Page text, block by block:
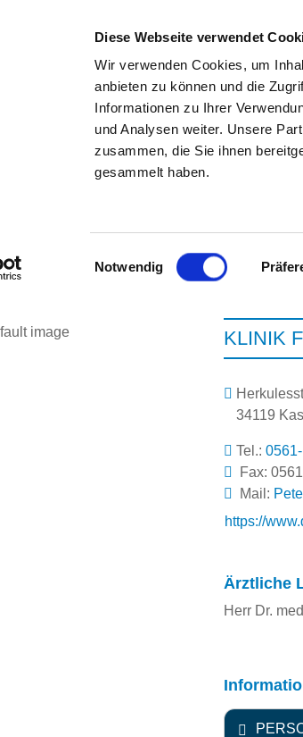
Diese Webseite verwendet
Wir verwenden Cookies, um
anbieten zu können und die
Informationen zu Ihrer
und Analysen weiter. Unsere
zusammen, die Sie ihnen
gesammelt haben.
Einwilligungsauswahl
Notwendig
Zur Krankenhaus-Startseite
KLINIK
34119
Tel.:
Fax:
Mail:
https://
Ärztliche
Herr Dr.